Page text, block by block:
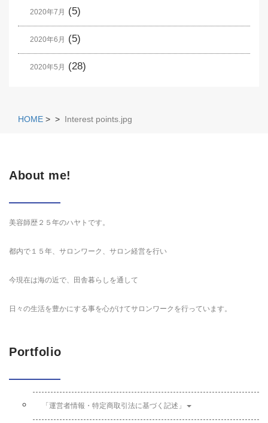
2020年7月 (5)
2020年6月 (5)
2020年5月 (28)
HOME > > Interest points.jpg
About me!
美容師歴２５年のハヤトです。
都内で１５年、サロンワーク、サロン経営を行い
今現在は海の近で、田舎暮らしを通して
日々の生活を豊かにする事を心がけてサロンワークを行っています。
Portfolio
「運営者情報・特定商取引法に基づく記述」